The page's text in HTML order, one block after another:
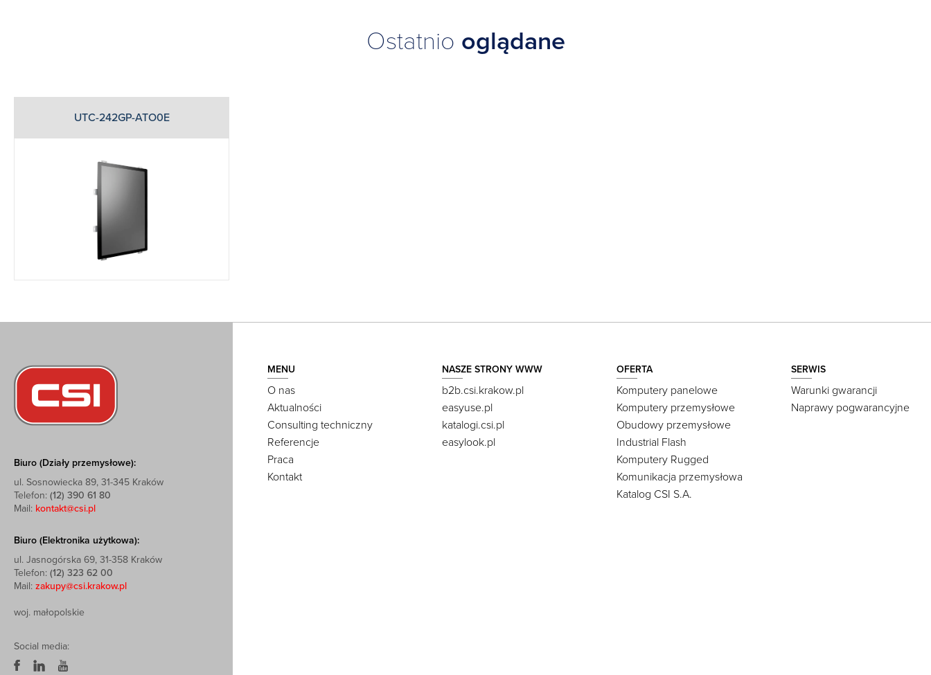
Ostatnio oglądane
UTC-242GP-ATO0E
Biuro (Działy przemysłowe):
ul. Sosnowiecka 89, 31-345 Kraków
Telefon: (12) 390 61 80
Mail: kontakt@csi.pl
Biuro (Elektronika użytkowa):
ul. Jasnogórska 69, 31-358 Kraków
Telefon: (12) 323 62 00
Mail: zakupy@csi.krakow.pl
woj. małopolskie
Social media:
MENU
O nas
Aktualności
Consulting techniczny
Referencje
Praca
Kontakt
NASZE STRONY WWW
b2b.csi.krakow.pl
easyuse.pl
katalogi.csi.pl
easylook.pl
OFERTA
Komputery panelowe
Komputery przemysłowe
Obudowy przemysłowe
Industrial Flash
Komputery Rugged
Komunikacja przemysłowa
Katalog CSI S.A.
SERWIS
Warunki gwarancji
Naprawy pogwarancyjne